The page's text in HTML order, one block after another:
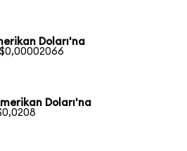
Doları'na
Doları'na